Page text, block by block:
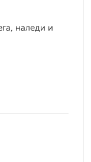
наледи и